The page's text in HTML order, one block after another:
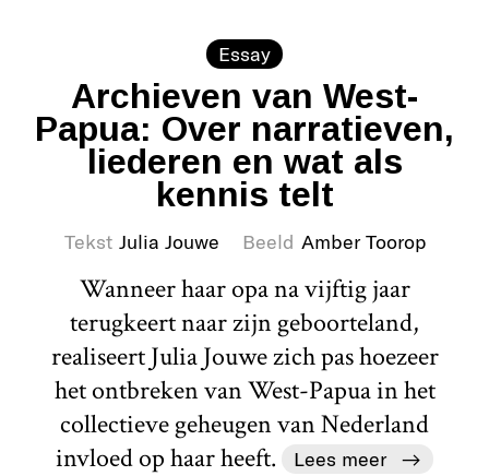
Essay
Archieven van West-
Papua: Over narratieven,
liederen en wat als
kennis telt
Tekst Julia Jouwe Beeld Amber Toorop
Wanneer haar opa na vijftig jaar
terugkeert naar zijn geboorteland,
realiseert Julia Jouwe zich pas hoezeer
het ontbreken van West-Papua in het
collectieve geheugen van Nederland
invloed op haar heeft.
Lees meer